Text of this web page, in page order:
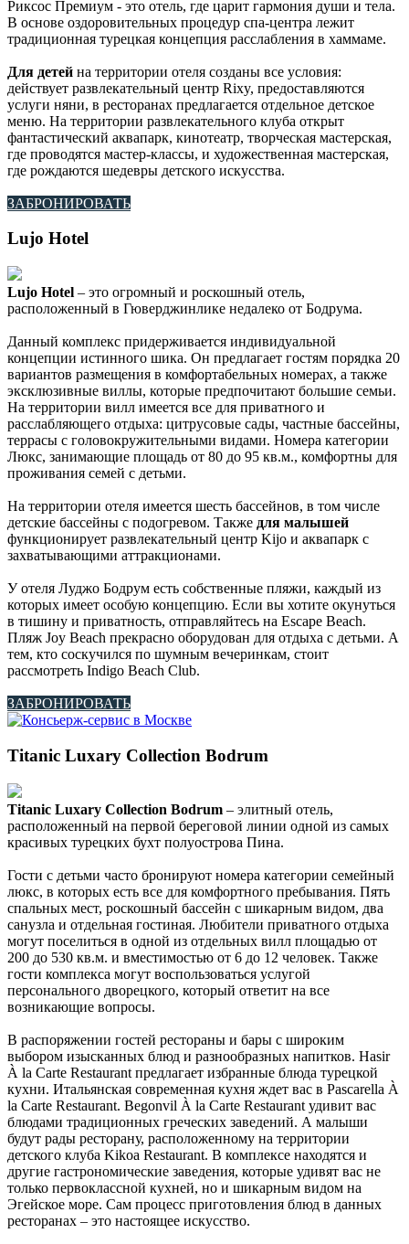
Риксос Премиум - это отель, где царит гармония души и тела.
В основе оздоровительных процедур спа-центра лежит
традиционная турецкая концепция расслабления в хаммаме.
Для детей на территории отеля созданы все условия:
действует развлекательный центр Rixy, предоставляются
услуги няни, в ресторанах предлагается отдельное детское
меню. На территории развлекательного клуба открыт
фантастический аквапарк, кинотеатр, творческая мастерская,
где проводятся мастер-классы, и художественная мастерская,
где рождаются шедевры детского искусства.
ЗАБРОНИРОВАТЬ
Lujo Hotel
Lujo Hotel – это огромный и роскошный отель,
расположенный в Гюверджинлике недалеко от Бодрума.
Данный комплекс придерживается индивидуальной
концепции истинного шика. Он предлагает гостям порядка 20
вариантов размещения в комфортабельных номерах, а также
эксклюзивные виллы, которые предпочитают большие семьи.
На территории вилл имеется все для приватного и
расслабляющего отдыха: цитрусовые сады, частные бассейны,
террасы с головокружительными видами. Номера категории
Люкс, занимающие площадь от 80 до 95 кв.м., комфортны для
проживания семей с детьми.
На территории отеля имеется шесть бассейнов, в том числе
детские бассейны с подогревом. Также для малышей
функционирует развлекательный центр Kijo и аквапарк с
захватывающими аттракционами.
У отеля Луджо Бодрум есть собственные пляжи, каждый из
которых имеет особую концепцию. Если вы хотите окунуться
в тишину и приватность, отправляйтесь на Escape Beach.
Пляж Joy Beach прекрасно оборудован для отдыха с детьми. А
тем, кто соскучился по шумным вечеринкам, стоит
рассмотреть Indigo Beach Club.
ЗАБРОНИРОВАТЬ
Titanic Luxary Collection Bodrum
Titanic Luxary Collection Bodrum – элитный отель,
расположенный на первой береговой линии одной из самых
красивых турецких бухт полуострова Пина.
Гости с детьми часто бронируют номера категории cемейный
люкс, в которых есть все для комфортного пребывания. Пять
спальных мест, роскошный бассейн с шикарным видом, два
санузла и отдельная гостиная. Любители приватного отдыха
могут поселиться в одной из отдельных вилл площадью от
200 до 530 кв.м. и вместимостью от 6 до 12 человек. Также
гости комплекса могут воспользоваться услугой
персонального дворецкого, который ответит на все
возникающие вопросы.
В распоряжении гостей рестораны и бары с широким
выбором изысканных блюд и разнообразных напитков. Hasir
À la Carte Restaurant предлагает избранные блюда турецкой
кухни. Итальянская современная кухня ждет вас в Pascarella À
la Carte Restaurant. Begonvil À la Carte Restaurant удивит вас
блюдами традиционных греческих заведений. А малыши
будут рады ресторану, расположенному на территории
детского клуба Kikoa Restaurant. В комплексе находятся и
другие гастрономические заведения, которые удивят вас не
только первоклассной кухней, но и шикарным видом на
Эгейское море. Сам процесс приготовления блюд в данных
ресторанах – это настоящее искусство.